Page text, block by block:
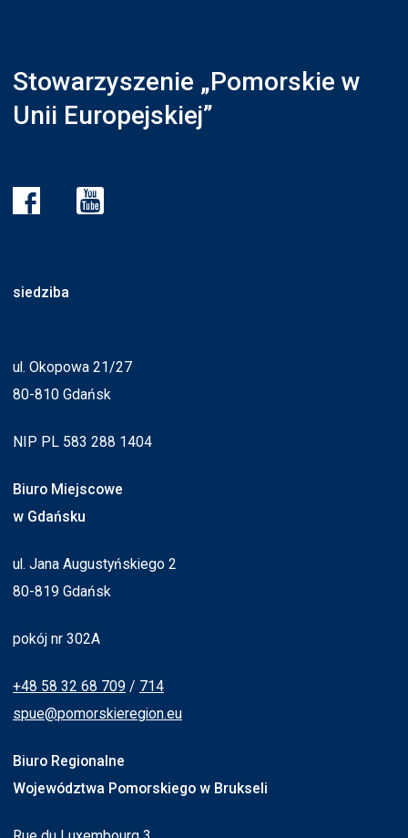
Stowarzyszenie „Pomorskie w
Unii Europejskiej”
siedziba
ul. Okopowa 21/27
80-810 Gdańsk
NIP PL 583 288 1404
Biuro Miejscowe
w Gdańsku
ul. Jana Augustyńskiego 2
80-819 Gdańsk
pokój nr 302A
+48 58 32 68 709 / 714
spue@pomorskieregion.eu
Biuro Regionalne
Województwa Pomorskiego w Brukseli